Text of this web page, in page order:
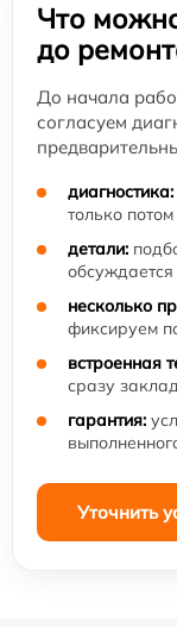
Что
до
До начала
согласуем
диагностика:
только
детали:
несколько
фиксируем
встроенная
сразу
гарантия:
Уточнить